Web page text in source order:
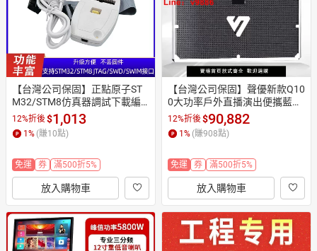
【台灣公司保固】正點原子ST
M32/STM8仿真器調試下載編
程燒錄線 自產V2.0版
12%折後$1,013
1% (賺10點)
免運 券 滿500折5%
放入購物車
【台灣公司保固】聲優新款Q10
0大功率戶外直播演出便攜藍牙
音響樂器廣場音箱
12%折後$90,882
1% (賺908點)
免運 券 滿500折5%
放入購物車